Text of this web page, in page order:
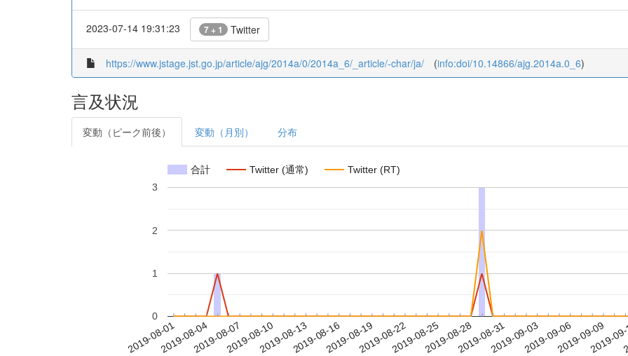
2023-07-14 19:31:23 7 + 1 Twitter
https://www.jstage.jst.go.jp/article/ajg/2014a/0/2014a_6/_article/-char/ja/ (info:doi/10.14866/ajg.2014a.0_6)
言及状況
変動（ピーク前後） 変動（月別） 分布
合計 Twitter (通常) Twitter (RT)
2019-08-012019-08-042019-08-072019-08-102019-08-132019-08-162019-08-192019-08-222019-08-252019-08-282019-08-312019-09-032019-09-062019-09-09
2019-
0
1
2
3